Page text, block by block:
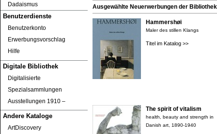
Dadaismus
Benutzerdienste
Benutzerkonto
Erwerbungsvorschlag
Hilfe
Digitale Bibliothek
Digitalisierte
Spezialsammlungen
Ausstellungen 1910 ‒
Andere Kataloge
ArtDiscovery
Ausgewählte Neuerwerbungen der
Hammershøi
Maler des stillen Klangs
Titel im Katalog >>
The spirit of vitalism
health, beauty and strength in
Danish art, 1890-1940